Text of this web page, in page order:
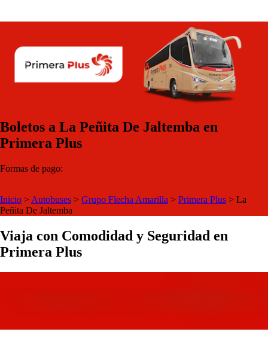
Boletos a La Peñita De Jaltemba en
Primera Plus
Formas de pago:
Inicio > Autobuses > Grupo Flecha Amarilla > Primera Plus > La
Peñita De Jaltemba
Viaja con Comodidad y Seguridad en
Primera Plus